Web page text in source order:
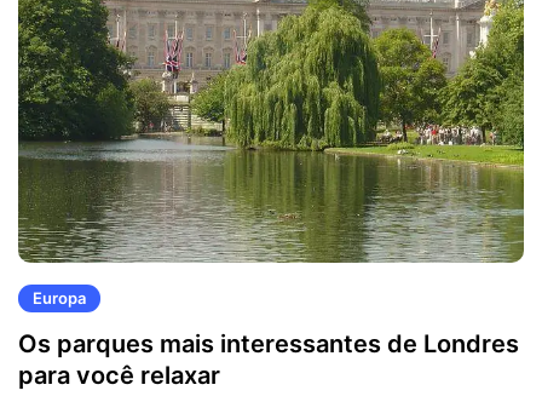
Europa
Os parques mais interessantes de Londres
para você relaxar